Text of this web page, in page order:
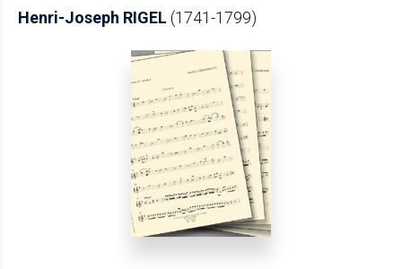
Henri-Joseph RIGEL (1741-1799)